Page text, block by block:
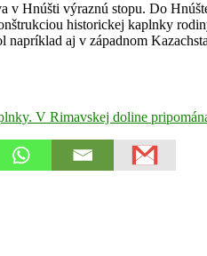
v Hnúšti výraznú stopu. Do
historickej kaplnky
aj v západnom
V Rimavskej doline